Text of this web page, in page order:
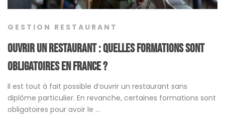
GESTION RESTAURANT
Ouvrir un restaurant : quelles formations sont
obligatoires en France ?
Il est tout à fait possible d’ouvrir un restaurant sans
diplôme particulier. En revanche, certaines formations sont
obligatoires pour avoir le …